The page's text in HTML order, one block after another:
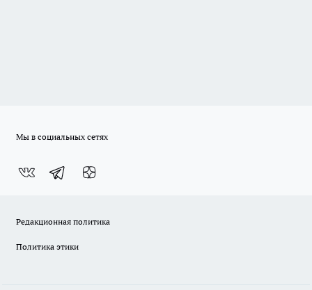
Мы в социальных сетях
Редакционная политика
Политика этики